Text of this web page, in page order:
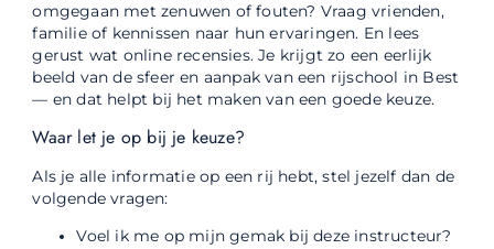
omgegaan met zenuwen of fouten? Vraag vrienden,
familie of kennissen naar hun ervaringen. En lees
gerust wat online recensies. Je krijgt zo een eerlijk
beeld van de sfeer en aanpak van een rijschool in Best
— en dat helpt bij het maken van een goede keuze.
Waar let je op bij je keuze?
Als je alle informatie op een rij hebt, stel jezelf dan de
volgende vragen:
Voel ik me op mijn gemak bij deze instructeur?